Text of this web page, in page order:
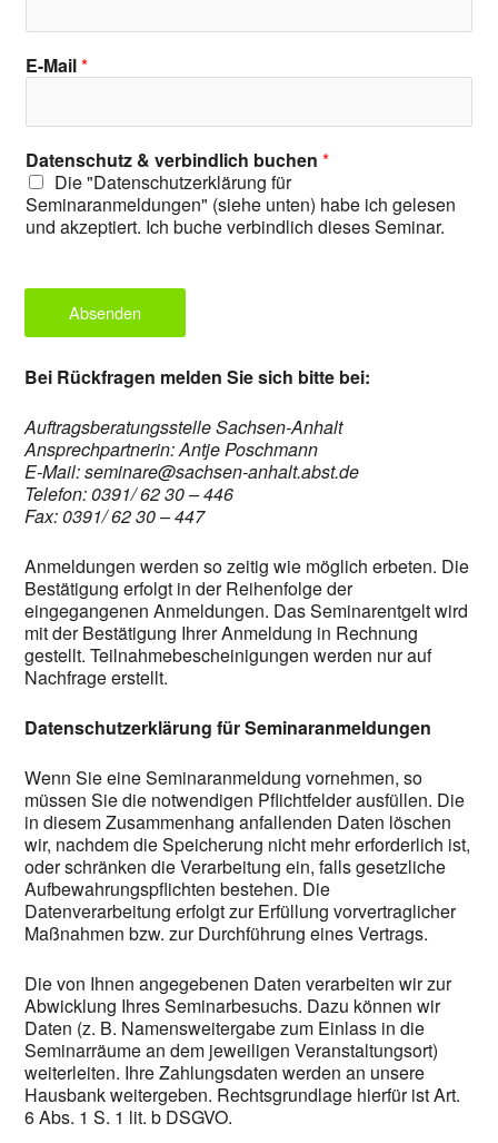
E-Mail*
Datenschutz & verbindlich buchen*
Die "Datenschutzerklärung für
Seminaranmeldungen" (siehe unten) habe ich gelesen
und akzeptiert. Ich buche verbindlich dieses Seminar.
Absenden
Bei Rückfragen melden Sie sich bitte bei:
Auftragsberatungsstelle Sachsen-Anhalt
Ansprechpartnerin: Antje Poschmann
E-Mail: seminare@sachsen-anhalt.abst.de
Telefon: 0391/ 62 30 – 446
Fax: 0391/ 62 30 – 447
Anmeldungen werden so zeitig wie möglich erbeten. Die
Bestätigung erfolgt in der Reihenfolge der
eingegangenen Anmeldungen. Das Seminarentgelt wird
mit der Bestätigung Ihrer Anmeldung in Rechnung
gestellt. Teilnahmebescheinigungen werden nur auf
Nachfrage erstellt.
Datenschutzerklärung für Seminaranmeldungen
Wenn Sie eine Seminaranmeldung vornehmen, so
müssen Sie die notwendigen Pflichtfelder ausfüllen. Die
in diesem Zusammenhang anfallenden Daten löschen
wir, nachdem die Speicherung nicht mehr erforderlich ist,
oder schränken die Verarbeitung ein, falls gesetzliche
Aufbewahrungspflichten bestehen. Die
Datenverarbeitung erfolgt zur Erfüllung vorvertraglicher
Maßnahmen bzw. zur Durchführung eines Vertrags.
Die von Ihnen angegebenen Daten verarbeiten wir zur
Abwicklung Ihres Seminarbesuchs. Dazu können wir
Daten (z. B. Namensweitergabe zum Einlass in die
Seminarräume an dem jeweiligen Veranstaltungsort)
weiterleiten. Ihre Zahlungsdaten werden an unsere
Hausbank weitergeben. Rechtsgrundlage hierfür ist Art.
6 Abs. 1 S. 1 lit. b DSGVO.